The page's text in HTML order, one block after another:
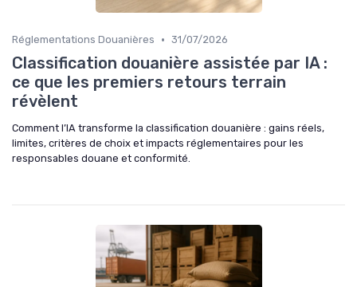
Réglementations Douanières • 31/07/2026
Classification douanière assistée par IA :
ce que les premiers retours terrain
révèlent
Comment l’IA transforme la classification douanière : gains réels,
limites, critères de choix et impacts réglementaires pour les
responsables douane et conformité.